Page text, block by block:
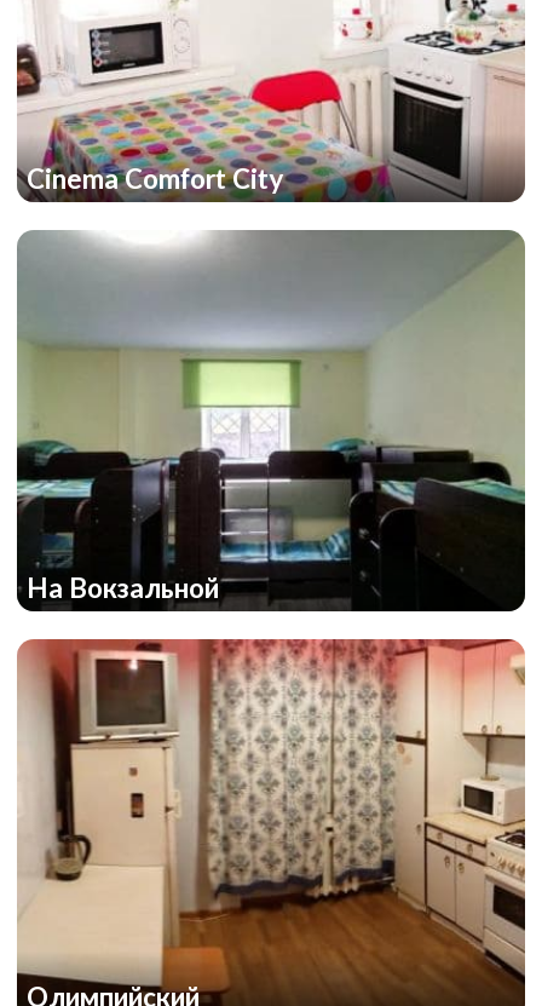
Cinema Comfort City
На Вокзальной
Олимпийский